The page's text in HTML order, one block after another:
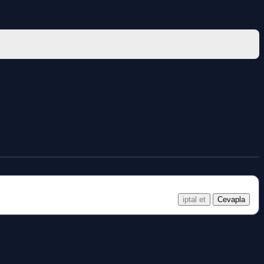
iptal et Cevapla